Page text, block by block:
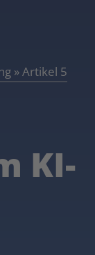
»Artikel 5
KI-